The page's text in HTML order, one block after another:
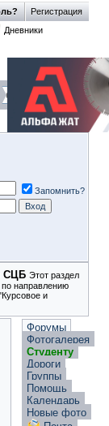
Регистрация
Дневники
Запомнить?
СЦБ Этот раздел
по направлению
и
Форумы
Фотогалерея
Студенту
Дороги
Группы
Помощь
Календарь
Новые фото